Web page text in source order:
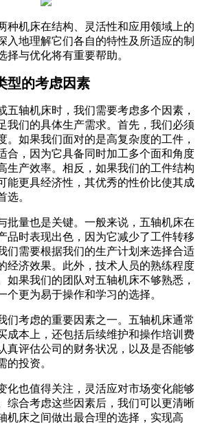
种机床在结构、灵活性和应用领域上的
入地理解它们各自的特性及所适应的制
择与优化将有重要帮助。
型的考虑因素
五轴机床时，我们需要考虑多个因素，
我们的具体生产需求。首先，我们必须
。如果我们面对的是高复杂度的工件，
合，因为它具备同时加工多个面和角度
生产效率。相反，如果我们的工件结构
能更具经济性，其优秀的性价比使其成
选。
批量也是关键。一般来说，五轴机床在
品时表现出色，因为它减少了工件转移
们需要根据我们的生产计划来选择合适
经济效果。此外，技术人员的熟练程度
如果我们的团队对五轴机床不够熟悉，
个更为易于操作和学习的选择。
们考虑的重要因素之一。五轴机床通常
成本上，还包括后续维护和操作培训费
真评估公司的财务状况，以及是否能够
的投资。
化也值得关注，灵活应对市场变化能够
综合考虑这些因素后，我们可以更清晰
机床之间做出最合理的选择，实现高